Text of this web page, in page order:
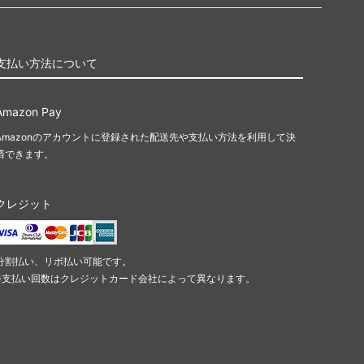
払い方法について
Pay
のアカウントに登録された配送先や支払い方法を利用して決
できます。
レジット
割払い、リボ払い可能です。
払い回数はクレジットカード会社によって異なります。